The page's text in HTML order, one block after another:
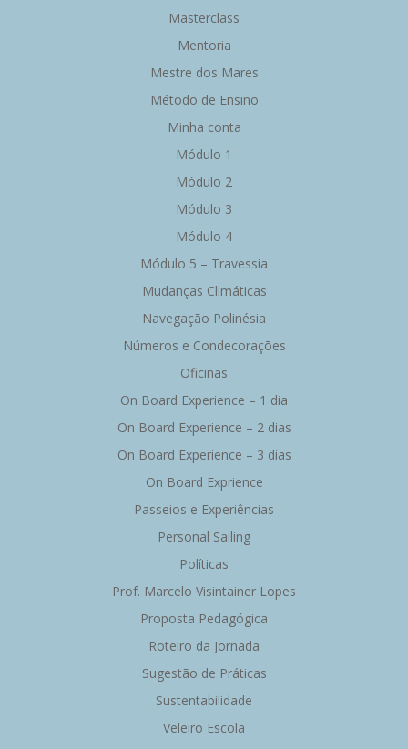
Masterclass
Mentoria
Mestre dos Mares
Método de Ensino
Minha conta
Módulo 1
Módulo 2
Módulo 3
Módulo 4
Módulo 5 – Travessia
Mudanças Climáticas
Navegação Polinésia
Números e Condecorações
Oficinas
On Board Experience – 1 dia
On Board Experience – 2 dias
On Board Experience – 3 dias
On Board Exprience
Passeios e Experiências
Personal Sailing
Políticas
Prof. Marcelo Visintainer Lopes
Proposta Pedagógica
Roteiro da Jornada
Sugestão de Práticas
Sustentabilidade
Veleiro Escola